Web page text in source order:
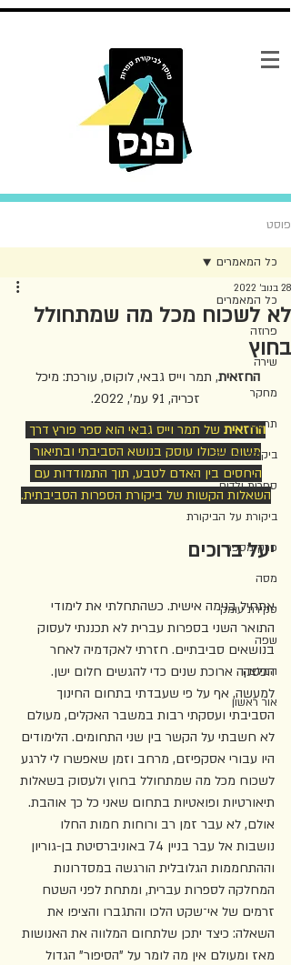
פוסט
כל המאמרים
פרוזה
שירה
מחקר
תרגום
ביקורת צעירה
ספרות ילדים
ביקורת על הביקורת
פרק מספר
מסה
סקירת עומק
שפה
המלצה
אור ראשון
כל המאמרים
לא לשכוח מכל מה שמתחולל
בחוץ
28 בנוב׳ 2022
החזאית, תמר וייס גבאי, לוקוס, עורכת: מיכל
זכריה, 91 עמ', 2022.
החזאית של תמר וייס גבאי הוא ספר פורץ דרך
משום שכולו עוסק בנושא הסביבתי ובתיאור
היחסים בין האדם לטבע, תוך התמודדות עם
השאלות הקשות של ביקורת הספרות הסביבתית.
יעל ברוכים
אתחיל בנימה אישית. כשהתחלתי את לימודי
התואר השני בספרות עברית לא תכננתי לעסוק
בנושאים סביבתיים. חזרתי לאקדמיה לאחר
הפסקה ארוכת שנים כדי להגשים חלום ישן.
למעשה, אף על פי שעבדתי בתחום החינוך
הסביבתי ועסקתי רבות במשבר האקלים, מעולם
לא חשבתי על הקשר בין שני התחומים. הלימודים
היו עבורי אסקפיזם, מרחב וזמן שאפשרו לי לרגע
לשכוח מכל מה שמתחולל בחוץ ולעסוק בשאלות
תיאורטיות ופואטיות בתחום שאני כל כך אוהבת.
אולם, לא עבר זמן רב ורוחות חמות החלו
נושבות אל עבר בניין 74 באוניברסיטת בן-גוריון
וההתחממות הגלובלית הורגשה במסדרונות
המחלקה לספרות עברית, ומתחת לפני השטח
זרמים של אי־שקט הלכו והתגברו והציפו את
השאלה: כיצד יתכן שלתחום המלווה את האנושות
מאז ומעולם אין מה לומר על "הסיפור" הגדול